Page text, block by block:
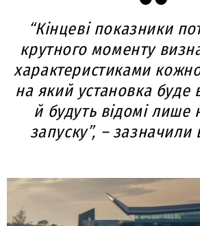
“Кінцеві показники
крутного моменту
характеристиками
на який установка буде
й будуть відомі
запуску”, – зазначили